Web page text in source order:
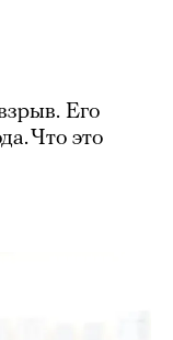
Его
Что это